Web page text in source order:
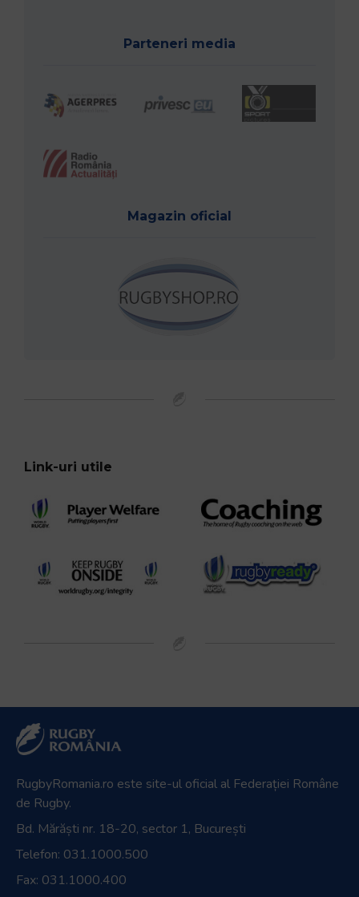
Parteneri media
Magazin oficial
Link-uri utile
RugbyRomania.ro este site-ul oficial al Federației Române
de Rugby.
Bd. Mărăști nr. 18-20, sector 1, București
Telefon: 031.1000.500
Fax: 031.1000.400